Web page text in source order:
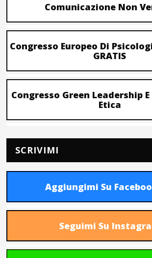
Comunicazione Non
Congresso Europeo Di
GRATIS
Congresso Green Leadership
Etica
SCRIVIMI
Aggiungimi Su
Seguimi Su